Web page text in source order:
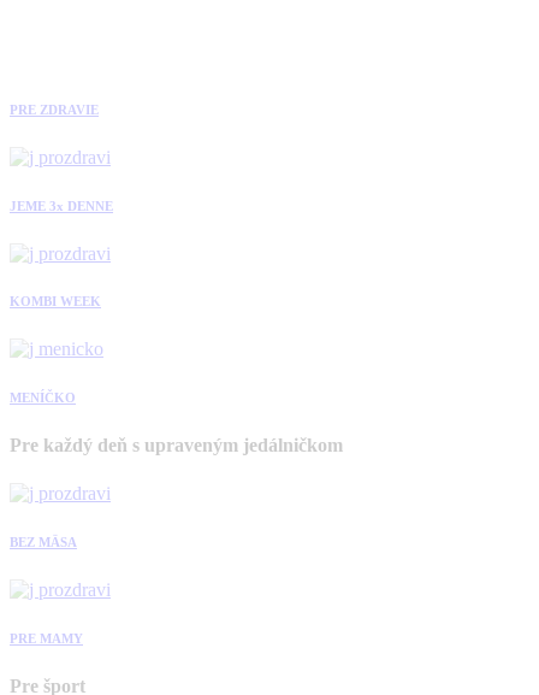
PRE ZDRAVIE
JEME 3x DENNE
KOMBI WEEK
MENÍČKO
Pre každý deň s upraveným jedálničkom
BEZ MÄSA
PRE MAMY
Pre šport